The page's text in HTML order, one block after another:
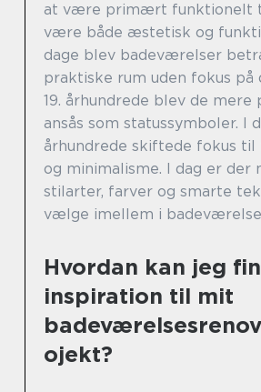
at være primært funktionelt
være både æstetisk og
dage blev badeværelser
praktiske rum uden fokus på
19. århundrede blev de
ansås som statussymboler. I
århundrede skiftede fokus
og minimalisme. I dag er der
stilarter, farver og smarte
vælge imellem i
Hvordan kan jeg
inspiration til mit
ojekt?